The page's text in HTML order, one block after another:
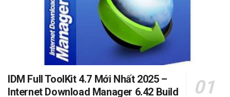
IDM Full ToolKit 4.7 Mới Nhất 2025 –
Internet Download Manager 6.42 Build